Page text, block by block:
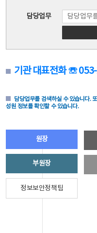
담당업무
기관 대표전화 ☏
담당업무를 검색하실 수 있습니다.
성원 정보를 확인할 수 있습니다.
원장
부원장
정보보안정책팀